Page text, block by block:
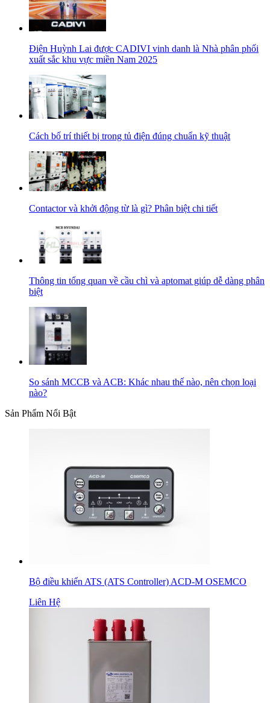
Điện Huỳnh Lai được CADIVI vinh danh là Nhà phân phối
xuất sắc khu vực miền Nam 2025
Cách bố trí thiết bị trong tủ điện đúng chuẩn kỹ thuật
Contactor và khởi động từ là gì? Phân biệt chi tiết
Thông tin tổng quan về cầu chì và aptomat giúp dễ dàng phân
biệt
So sánh MCCB và ACB: Khác nhau thế nào, nên chọn loại
nào?
Sản Phẩm Nổi Bật
Bộ điều khiển ATS (ATS Controller) ACD-M OSEMCO
Liên Hệ